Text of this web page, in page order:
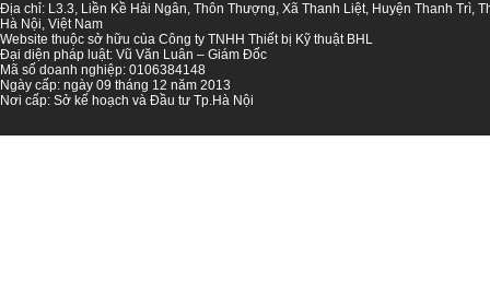
Địa chỉ: L3.3, Liền Kề Hải Ngân, Thôn Thượng, Xã Thanh Liệt, Huyện Thanh Trì,
Hà Nội, Việt Nam
Website thuộc sở hữu của Công ty TNHH Thiết bị Kỹ thuật BHL
Đại diện pháp luật: Vũ Văn Luân – Giám Đốc
Mã số doanh nghiệp: 0106384148
Ngày cấp: ngày 09 tháng 12 năm 2013
Nơi cấp: Sở kế hoạch và Đầu tư Tp.Hà Nội